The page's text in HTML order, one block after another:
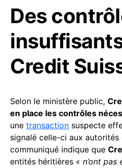
Des
Credit
Selon le ministère public,
en place les contrôles
une transaction suspecte
signalé celle-ci aux autorités
communiqué indique que
entités héritières « n’ont pas